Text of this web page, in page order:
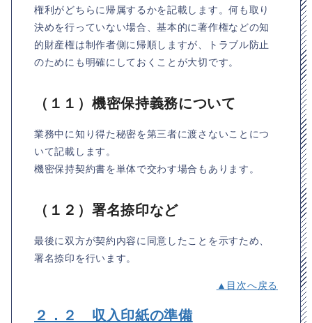
権利がどちらに帰属するかを記載します。何も取り
決めを行っていない場合、基本的に著作権などの知
的財産権は制作者側に帰順しますが、トラブル防止
のためにも明確にしておくことが大切です。
（１１）機密保持義務について
業務中に知り得た秘密を第三者に渡さないことにつ
いて記載します。
機密保持契約書を単体で交わす場合もあります。
（１２）署名捺印など
最後に双方が契約内容に同意したことを示すため、
署名捺印を行います。
▲目次へ戻る
２．２ 収入印紙の準備